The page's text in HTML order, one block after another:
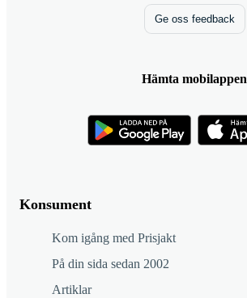
Konsument
Kom igång med Prisjakt
På din sida sedan 2002
Artiklar
Ge oss feedback
Hämta mobilappen